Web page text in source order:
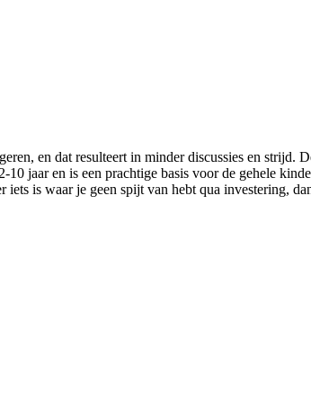
en dat resulteert in minder discussies en strijd.
jaar en is een prachtige basis voor de gehele
is waar je geen spijt van hebt qua investering,